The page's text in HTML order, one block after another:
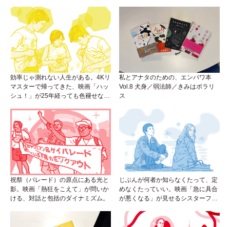
効率じゃ測れない人生がある。4Kリ
マスターで帰ってきた、映画「ハッ
シュ！」が25年経っても色褪せない
私とアナタのための、エンパワ本
Vol.8 犬身／弱法師／きみはポラリ
ス
祝祭（パレード）の原点にある光と
影。映画「熱狂をこえて」が問いか
ける、対話と包括のダイナミズム。
じぶんが何者か知らなくたって、定
めなくたっていい。映画「急に具合
が悪くなる」が見せるシスターフッ